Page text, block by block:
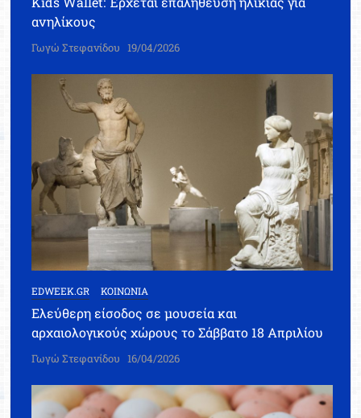
ανηλίκους
Γωγώ Στεφανίδου 19/04/2026
EDWEEK.GR ΚΟΙΝΩΝΙΑ
Ελεύθερη είσοδος σε μουσεία και
αρχαιολογικούς χώρους το Σάββατο 18 Απριλίου
Γωγώ Στεφανίδου 16/04/2026